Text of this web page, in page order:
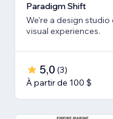
Paradigm Shift
We're a design
visual experiences.
5,0 (3)
À partir de 100 $